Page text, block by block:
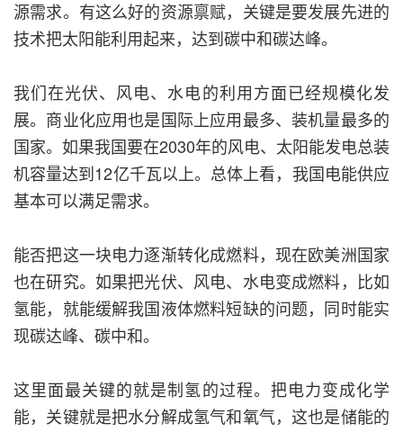
源需求。有这么好的资源禀赋，关键是要发展先进的
技术把太阳能利用起来，达到碳中和碳达峰。
我们在光伏、风电、水电的利用方面已经规模化发
展。商业化应用也是国际上应用最多、装机量最多的
国家。如果我国要在2030年的风电、太阳能发电总装
机容量达到12亿千瓦以上。总体上看，我国电能供应
基本可以满足需求。
能否把这一块电力逐渐转化成燃料，现在欧美洲国家
也在研究。如果把光伏、风电、水电变成燃料，比如
氢能，就能缓解我国液体燃料短缺的问题，同时能实
现碳达峰、碳中和。
这里面最关键的就是制氢的过程。把电力变成化学
能，关键就是把水分解成氢气和氧气，这也是储能的